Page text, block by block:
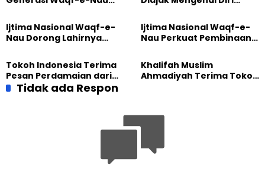
Pengabdian
Dunia
Ijtima Nasional Waqf-e-
Nau Dorong Lahirnya
Ijtima Nasional Waqf-e-
Nau Perkuat Pembinaan
Masa Depan
Tokoh Indonesia Terima
Pesan Perdamaian dari
Khalifah Muslim
Khalifah Muslim
Ahmadiyah Terima Tokoh
Tidak ada Respon